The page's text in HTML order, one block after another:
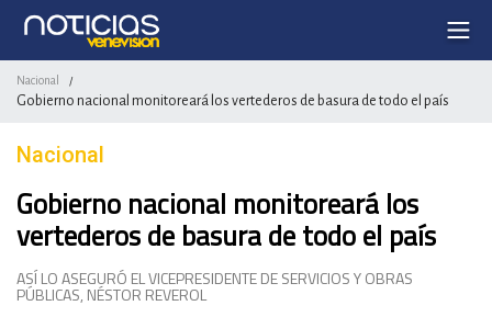
Nacional /
Gobierno nacional monitoreará los vertederos de basura de todo el país
Nacional
Gobierno nacional monitoreará los
vertederos de basura de todo el país
ASÍ LO ASEGURÓ EL VICEPRESIDENTE DE SERVICIOS Y OBRAS
PÚBLICAS, NÉSTOR REVEROL